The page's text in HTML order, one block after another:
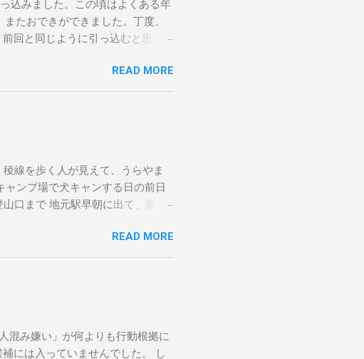
込みました。この頃はよくある年
たおできができました。丁度、
回と同じように引っ込むと思う
業するとのことだったので、紹介
るので、紹介状を持って、他の
巴が15歳（人間で言うと83歳）
になります。麻酔をかけたら最
で伏せってた時、滅多にやらな
それくらいの元気はありました。
2024年 10月 10日 私が山に登
した。そこの動物病院で、「イヌ
ました。 すぐに提案された２つ
した。もう一つの方に予約を取り
の場で血液検査をしてもらい、腎
た。が、腎臓医療用の食事を与え
READ MORE
線を歩く人が見えて、うらやま
ンプ場で犬キャンする日の前日
口まで 地元駅早朝に出て、東京
会の電車とはずいぶん違います。
いて、おはよー、とか挨拶してお
まざります。 なんか、どこかの
前」で降りると、ちょうどしら
ょっと寒い。今回、真冬用の中ボ
READ MORE
混み嫌い」が何よりも行動根拠に
には入っていませんでした。 し